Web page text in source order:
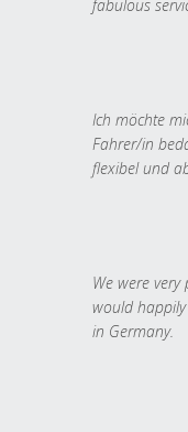
fabulous
Ich möchte
Fahrer/in
flexibel und
We were
would
in Germany.